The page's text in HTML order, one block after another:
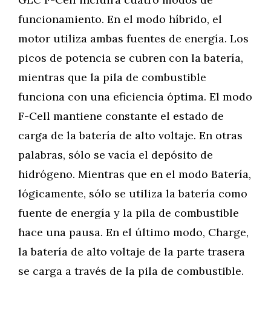
funcionamiento. En el modo híbrido, el
motor utiliza ambas fuentes de energía. Los
picos de potencia se cubren con la batería,
mientras que la pila de combustible
funciona con una eficiencia óptima. El modo
F-Cell mantiene constante el estado de
carga de la batería de alto voltaje. En otras
palabras, sólo se vacía el depósito de
hidrógeno. Mientras que en el modo Batería,
lógicamente, sólo se utiliza la batería como
fuente de energía y la pila de combustible
hace una pausa. En el último modo, Charge,
la batería de alto voltaje de la parte trasera
se carga a través de la pila de combustible.